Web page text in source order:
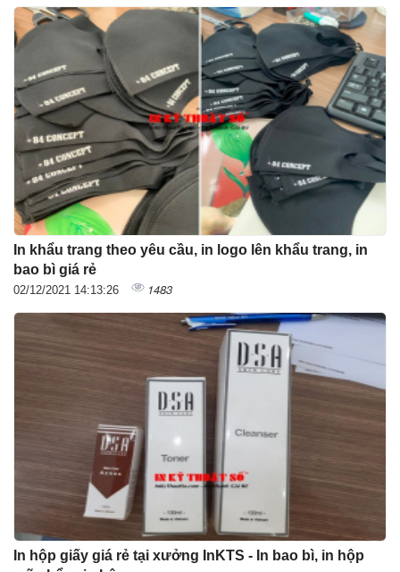
In khẩu trang theo yêu cầu, in logo lên khẩu trang, in
bao bì giá rẻ
02/12/2021 14:13:26 1483
In hộp giấy giá rẻ tại xưởng InKTS - In bao bì, in hộp